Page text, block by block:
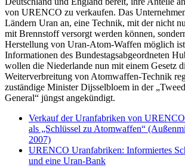
von URENCO zu verkaufen. Das
Ländern Uran an, eine Technik, mit der nicht
mit Brennstoff versorgt werden können,
Herstellung von Uran-Atom-Waffen möglich
Informationen des Bundestagsabgeordneten
wollen die Niederlande nun mit einem Gesetz
Weiterverbreitung von Atomwaffen-Technik
zuständige Minister Dijsselbloem in der
General“ jüngst angekündigt.
Verkauf der Uranfabriken von
als „Schlüssel zu Atomwaffen“
2007)
URENCO Uranfabriken: Informiertes
und eine Uran-Bank